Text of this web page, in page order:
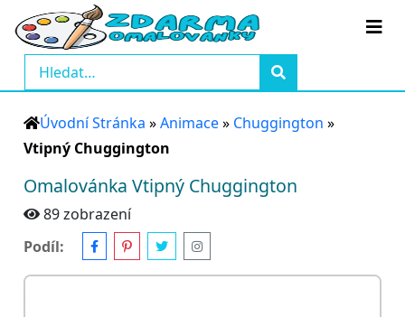
Úvodní Stránka »Animace» Chuggington »
Vtipný Chuggington
Omalovánka Vtipný Chuggington
89 zobrazení
Podíl: